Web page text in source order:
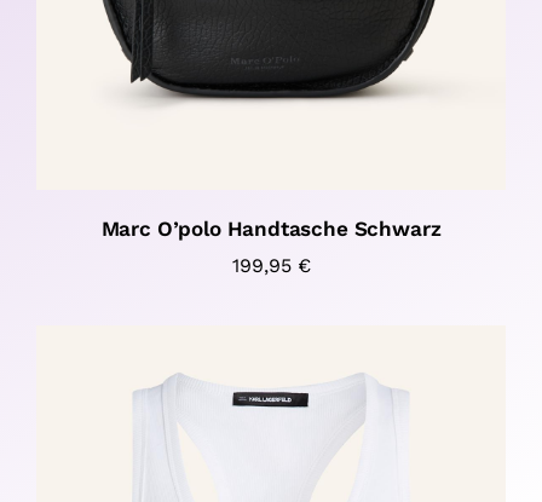
Marc O’polo Handtasche Schwarz
199,95 €